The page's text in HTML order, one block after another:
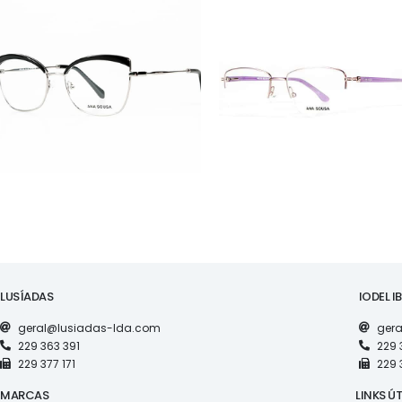
LUSÍADAS
geral@lusiadas-lda.com
229 363 391
229 377 171
IODEL
229
229
MARCAS LINKS